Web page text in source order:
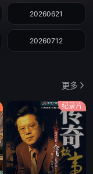
20260621
20260712
更多
纪录片